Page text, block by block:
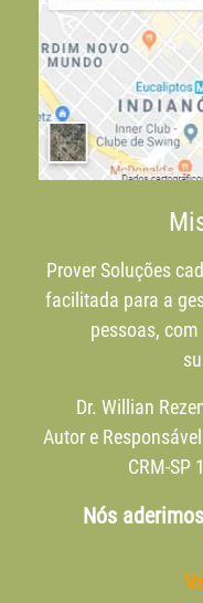
Prover Soluções
facilitada para a
pessoas,
Dr. Willian
Autor e
CRM-SP
Nós